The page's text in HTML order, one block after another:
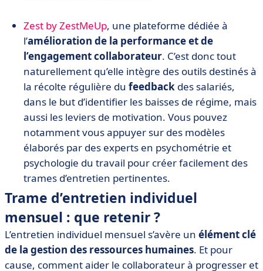
Zest by ZestMeUp, une plateforme dédiée à
l’amélioration de la performance et de
l’engagement collaborateur. C’est donc tout
naturellement qu’elle intègre des outils destinés à
la récolte régulière du feedback des salariés,
dans le but d’identifier les baisses de régime, mais
aussi les leviers de motivation. Vous pouvez
notamment vous appuyer sur des modèles
élaborés par des experts en psychométrie et
psychologie du travail pour créer facilement des
trames d’entretien pertinentes.
Trame d’entretien individuel
mensuel : que retenir ?
L’entretien individuel mensuel s’avère un élément clé
de la gestion des ressources humaines. Et pour
cause, comment aider le collaborateur à progresser et